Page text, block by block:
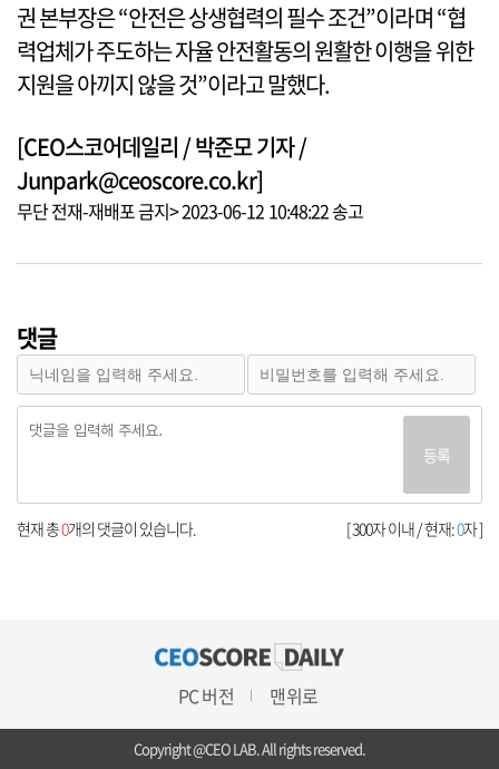
권 본부장은 “안전은 상생협력의 필수 조건”이라며 “협
력업체가 주도하는 자율 안전활동의 원활한 이행을 위한
지원을 아끼지 않을 것”이라고 말했다.
[CEO스코어데일리 / 박준모 기자 /
Junpark@ceoscore.co.kr]
무단 전재-재배포 금지> 2023-06-12 10:48:22 송고
댓글
등록
[ 300자 이내 / 현재:0자 ]
현재 총0개의 댓글이 있습니다.
PC 버전 맨위로
Copyright @CEO LAB. All rights reserved.